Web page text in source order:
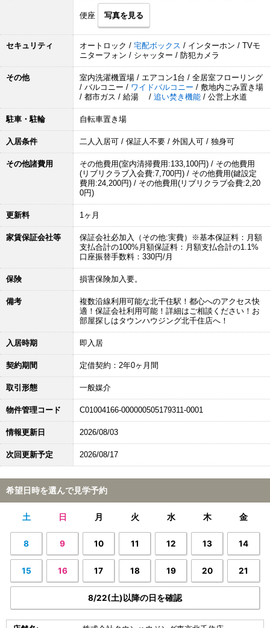
便座 写真を見る
セキュリティ オートロック / 宅配ボックス / インターホン / TVモ
ニターフォン / シャッター / 防犯カメラ
その他
室内洗濯機置場 / エアコン1台 / 全居室フローリング
/ バルコニー / ワイドバルコニー / 敷地内ごみ置き場
/ 都市ガス / 給湯 / 追い焚き機能 / 公営上水道
駐車・駐輪 自転車置き場
入居条件 二人入居可 / 保証人不要 / 外国人可 / 独身可
その他諸費用
その他費用(室内清掃費用:133,100円) / その他費用
(リブリクラブ入会費:7,700円) / その他費用(鍵設定
費用:24,200円) / その他費用(リブリクラブ会費:2,20
0円)
更新料 1ヶ月
家賃保証会社等
保証会社必加入（その他:実費）※基本保証料：月額
支払合計の100%月額保証料：月額支払合計の1.1%
口座振替手数料：330円/月
保険 損害保険加入要。
備考
複数沿線利用可能な北千住駅！都心へのアクセス快
適！保証会社利用可能！詳細はご相談ください！お
部屋探しはタウンハウジング北千住店へ！
入居時期 即入居
契約期間 定借契約：2年0ヶ月間
取引形態 一般媒介
物件管理コード C01004166-000000505179311-0001
情報更新日 2026/08/03
次回更新予定 2026/08/17
希望日時を選んで見学予約
土 日 月 火 水 木 金
8 9 10 11 12 13 14
15 16 17 18 19 20 21
8/22(土)以降の日を確認